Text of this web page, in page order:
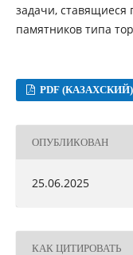
задачи, ставящиеся
памятников типа
PDF (КАЗАХСКИЙ)
ОПУБЛИКОВАН
25.06.2025
КАК ЦИТИРОВАТЬ